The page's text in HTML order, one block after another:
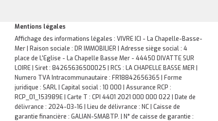
Mentions légales
Affichage des informations légales : VIVRE ICI - La Chapelle-Basse-
Mer | Raison sociale : DR IMMOBILIER | Adresse siège social : 4
place de L'Eglise - La Chapelle Basse Mer - 44450 DIVATTE SUR
LOIRE | Siret : 84265636500025 | RCS : LA CHAPELLE BASSE MER |
Numero TVA Intracommunautaire : FR18842656365 | Forme
juridique : SARL | Capital social : 10 000 | Assurance RCP :
RCP_01_153989E | Carte T : CPI 4401 2021 000 000 022 | Date de
délivrance : 2024-03-16 | Lieu de délivrance : NC | Caisse de
garantie financière : GALIAN-SMABTP. | N° de caisse de garantie :